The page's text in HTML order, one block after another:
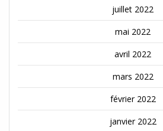
juillet 2022
mai 2022
avril 2022
mars 2022
février 2022
janvier 2022